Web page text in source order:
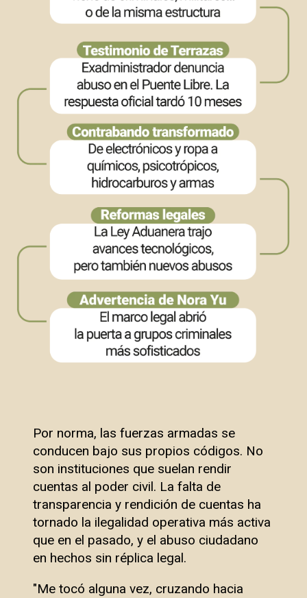
Por norma, las fuerzas armadas se
conducen bajo sus propios códigos. No
son instituciones que suelan rendir
cuentas al poder civil. La falta de
transparencia y rendición de cuentas ha
tornado la ilegalidad operativa más activa
que en el pasado, y el abuso ciudadano
en hechos sin réplica legal.
"Me tocó alguna vez, cruzando hacia